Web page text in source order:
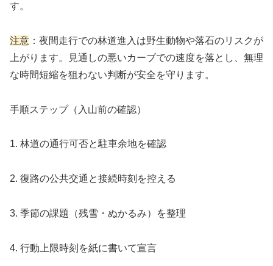
す。
注意 ：夜間走行での林道進入は野生動物や落石のリスクが
上がります。見通しの悪いカーブでの速度を落とし、無理
な時間短縮を狙わない判断が安全を守ります。
手順ステップ（入山前の確認）
1. 林道の通行可否と駐車余地を確認
2. 復路の公共交通と接続時刻を控える
3. 季節の課題（残雪・ぬかるみ）を整理
4. 行動上限時刻を紙に書いて宣言